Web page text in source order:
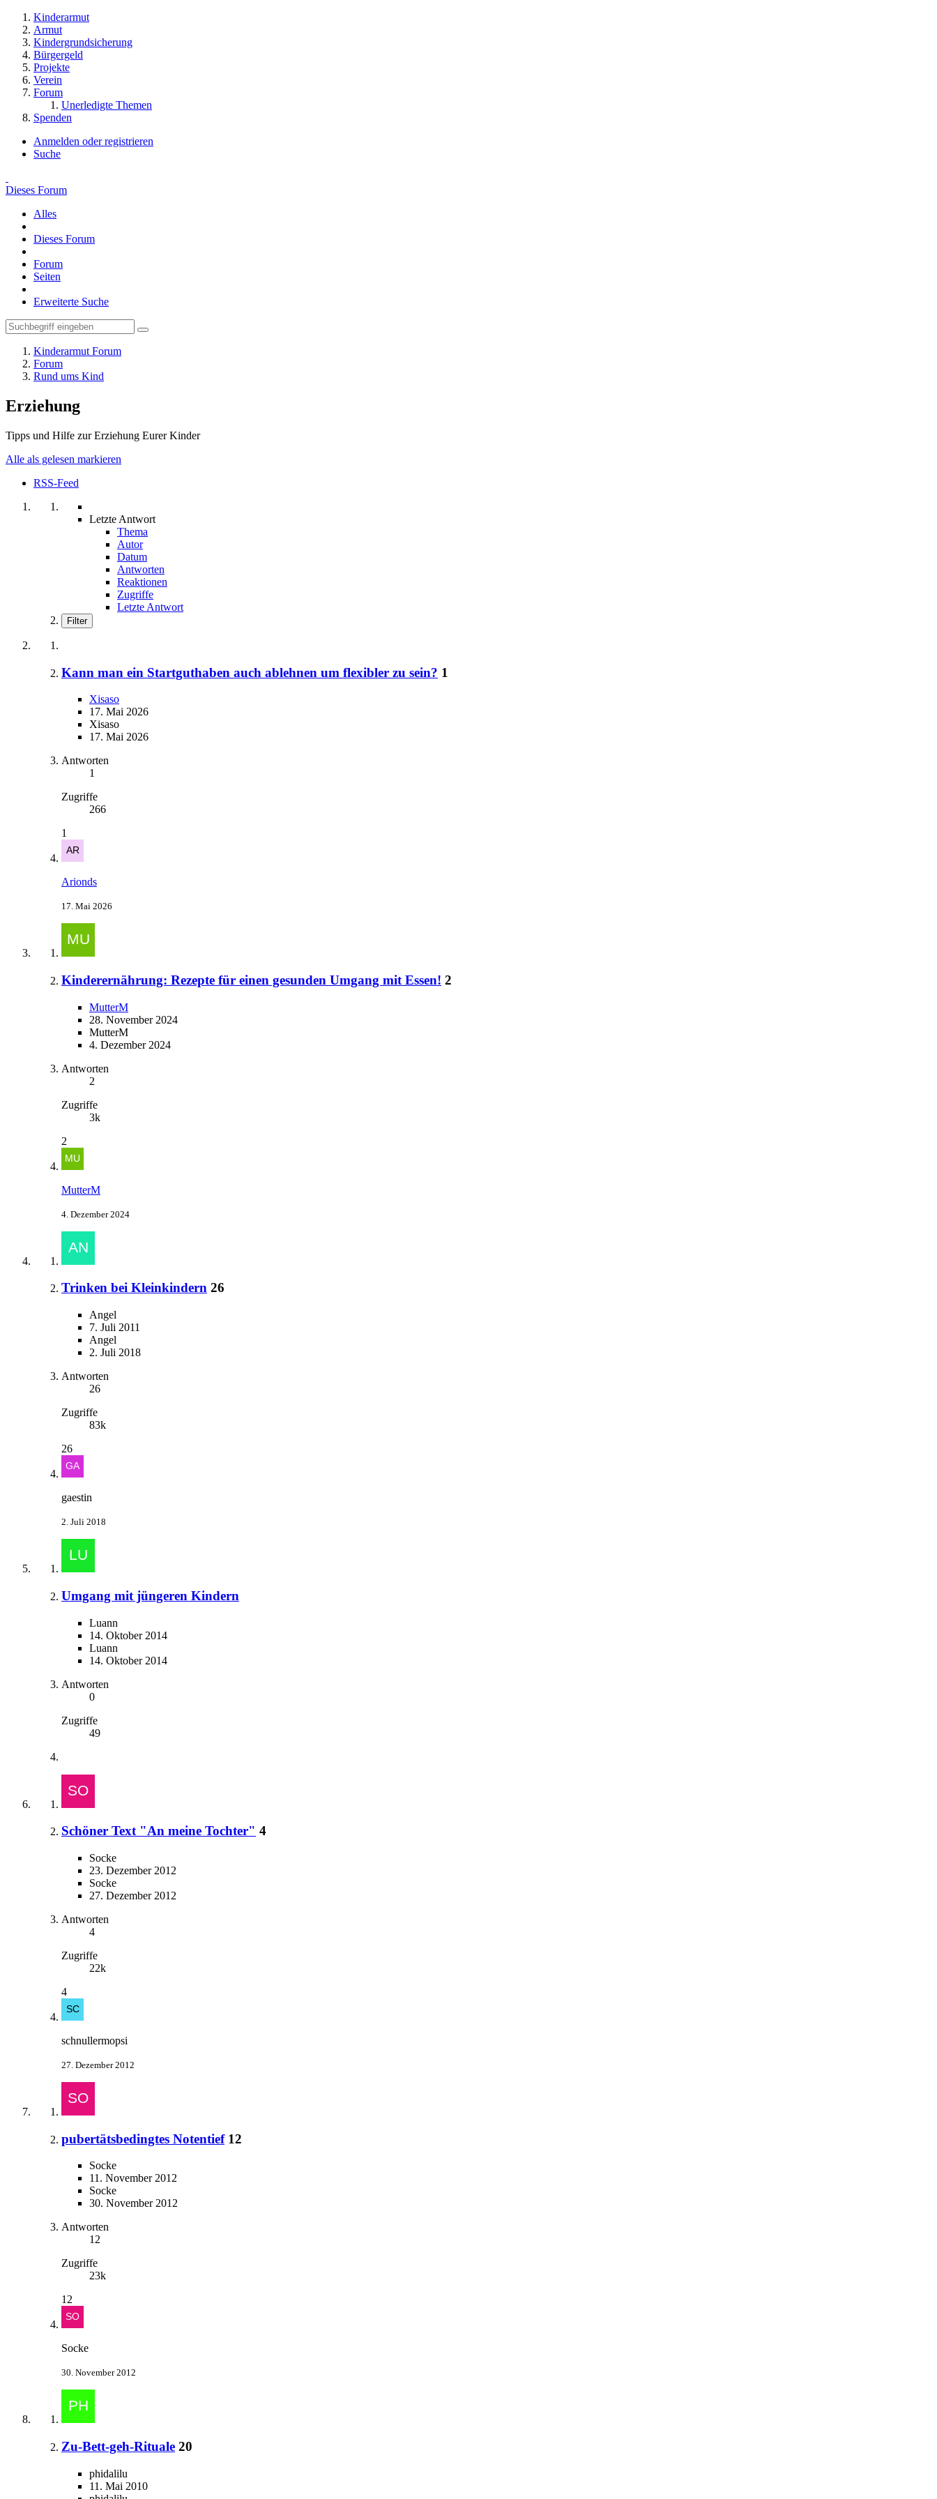
Kinderarmut
Armut
Kindergrundsicherung
Bürgergeld
Projekte
Verein
Forum
Unerledigte Themen
Spenden
Anmelden oder registrieren
Suche
Dieses Forum
Alles
Dieses Forum
Forum
Seiten
Erweiterte Suche
Kinderarmut Forum
Forum
Rund ums Kind
Erziehung
Tipps und Hilfe zur Erziehung Eurer Kinder
Alle als gelesen markieren
RSS-Feed
Letzte Antwort
Thema
Autor
Datum
Antworten
Reaktionen
Zugriffe
Letzte Antwort
Filter
Kann man ein Startguthaben auch ablehnen um flexibler zu sein? 1
Xisaso
17. Mai 2026
Xisaso
17. Mai 2026
Antworten
1
Zugriffe
266
1
Arionds
17. Mai 2026
Kinderernährung: Rezepte für einen gesunden Umgang mit Essen! 2
MutterM
28. November 2024
MutterM
4. Dezember 2024
Antworten
2
Zugriffe
3k
2
MutterM
4. Dezember 2024
Trinken bei Kleinkindern 26
Angel
7. Juli 2011
Angel
2. Juli 2018
Antworten
26
Zugriffe
83k
26
gaestin
2. Juli 2018
Umgang mit jüngeren Kindern
Luann
14. Oktober 2014
Luann
14. Oktober 2014
Antworten
0
Zugriffe
49
Schöner Text "An meine Tochter" 4
Socke
23. Dezember 2012
Socke
27. Dezember 2012
Antworten
4
Zugriffe
22k
4
schnullermopsi
27. Dezember 2012
pubertätsbedingtes Notentief 12
Socke
11. November 2012
Socke
30. November 2012
Antworten
12
Zugriffe
23k
12
Socke
30. November 2012
Zu-Bett-geh-Rituale 20
phidalilu
11. Mai 2010